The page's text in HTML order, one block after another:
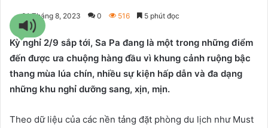
31 Tháng 8, 2023 0 516 5 phút đọc
Kỳ nghỉ 2/9 sắp tới, Sa Pa đang là một trong những điểm
đến được ưa chuộng hàng đầu vì khung cảnh ruộng bậc
thang mùa lúa chín, nhiều sự kiện hấp dẫn và đa dạng
những khu nghỉ dưỡng sang, xịn, mịn.
Theo dữ liệu của các nền tảng đặt phòng du lịch như Must